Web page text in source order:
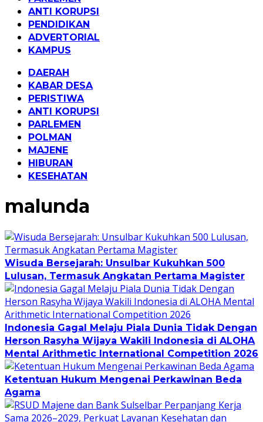
ANTI KORUPSI
PENDIDIKAN
ADVERTORIAL
KAMPUS
DAERAH
KABAR DESA
PERISTIWA
ANTI KORUPSI
PARLEMEN
POLMAN
MAJENE
HIBURAN
KESEHATAN
malunda
Wisuda Bersejarah: Unsulbar Kukuhkan 500
Lulusan, Termasuk Angkatan Pertama Magister
Indonesia Gagal Melaju Piala Dunia Tidak Dengan
Herson Rasyha Wijaya Wakili Indonesia di ALOHA
Mental Arithmetic International Competition 2026
Ketentuan Hukum Mengenai Perkawinan Beda
Agama